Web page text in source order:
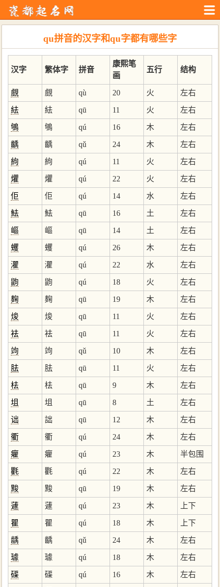
qu拼音的汉字和qu字都有哪些字
汉字 繁体字 拼音
康熙笔
画
五行 结构
覻 覻 qù 20 火 左右
紶 紶 qū 11 火 左右
鴝 鴝 qú 16 木 左右
齲 齲 qǔ 24 木 左右
絇 絇 qú 11 火 左右
爠 爠 qú 22 火 左右
佢 佢 qú 14 水 左右
魼 魼 qū 16 土 左右
嶇 嶇 qū 14 土 左右
蠼 蠼 qú 26 木 左右
灈 灈 qú 22 水 左右
鼩 鼩 qú 18 火 左右
麹 麹 qū 19 木 左右
焌 焌 qū 11 火 左右
袪 袪 qū 11 火 左右
竘 竘 qǔ 10 木 左右
胠 胠 qū 11 火 左右
㭕 㭕 qū 9 木 左右
坥 坥 qū 8 土 左右
诎 詘 qū 12 木 左右
衢 衢 qú 24 木 左右
癯 癯 qú 23 木 半包围
氍 氍 qú 22 木 左右
黢 黢 qū 19 木 左右
蘧 蘧 qú 23 木 上下
瞿 瞿 qú 18 木 上下
龋 齲 qǔ 24 木 左右
璩 璩 qú 18 木 左右
磲 磲 qú 16 木 左右